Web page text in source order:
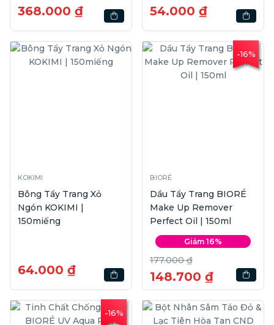
368.000 ₫ 54.000 ₫
KOKIMI
Bông Tẩy Trang Xỏ
Ngón KOKIMI |
150miếng
64.000 ₫
-16%
BIORÉ
Dầu Tẩy Trang BIORÉ
Make Up Remover
Perfect Oil | 150ml
Giảm 16%
177.000 ₫
148.700 ₫
-16%